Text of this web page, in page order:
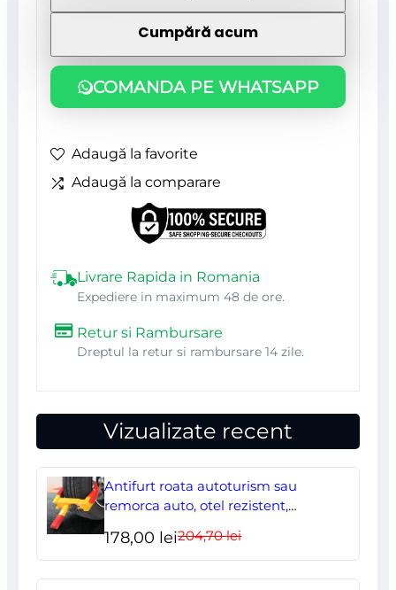
Livrare Rapida in Romania
Expediere in maximum 48 de ore.
Retur si Rambursare
Dreptul la retur si rambursare 14 zile.
COMANDA PE WHATSAPP
stop,
bimaterial,
1/2",
Cumpără acum
Adaugă la favorite
Adaugă la comparare
Vizualizate recent
Antifurt roata autoturism sau
remorca auto, otel rezistent,
204,70leiPrețul
178,00 lei
Prețul